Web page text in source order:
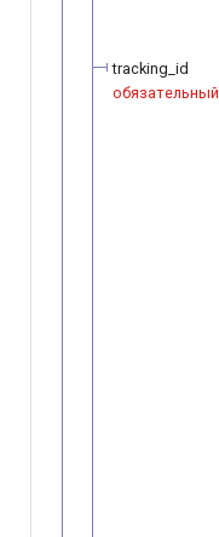
tracking_id
обязательный